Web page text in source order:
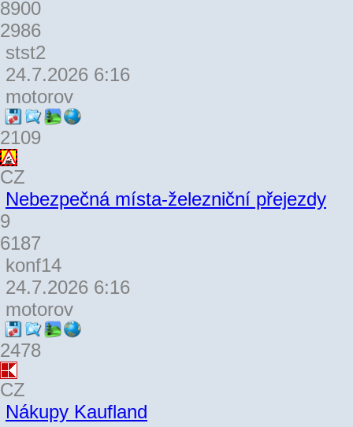
8900
2986
stst2
24.7.2026 6:16
motorov
2109
CZ
Nebezpečná místa-železniční přejezdy
9
6187
konf14
24.7.2026 6:16
motorov
2478
CZ
Nákupy Kaufland